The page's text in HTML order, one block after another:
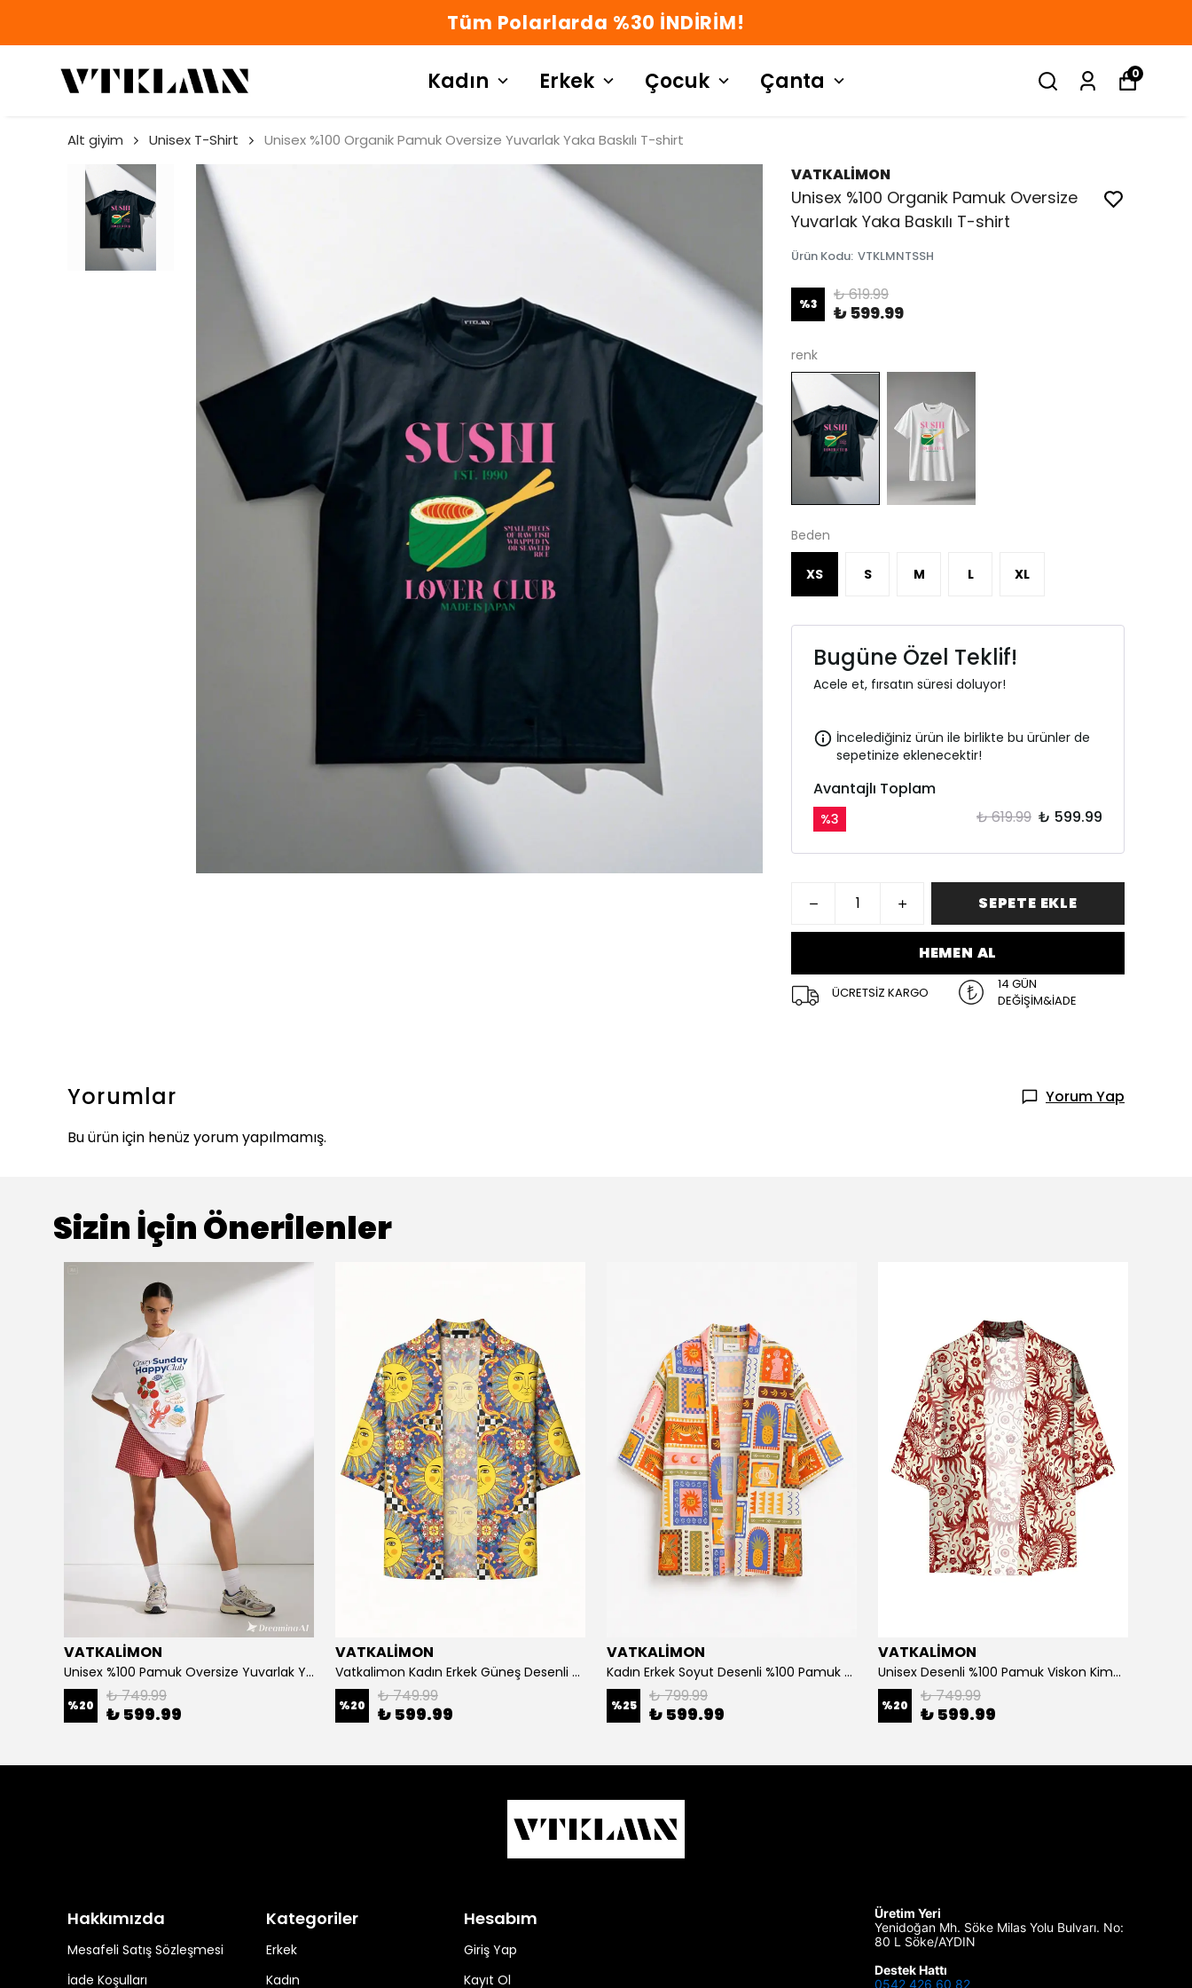
Tüm Polarlarda %30 İNDİRİM!
Kadın Erkek Çocuk Çanta 0
Alt giyim Unisex T-Shirt Unisex %100 Organik Pamuk Oversize Yuvarlak Yaka Baskılı T-shirt
VATKALİMON
Unisex %100 Organik Pamuk Oversize
Yuvarlak Yaka Baskılı T-shirt
Ürün Kodu: VTKLMNTSSH
%3 ₺ 619.99
₺ 599.99
renk
Beden
XS S M L XL
Bugüne Özel Teklif!
Acele et, fırsatın süresi doluyor!
İncelediğiniz ürün ile birlikte bu ürünler de
sepetinize eklenecektir!
Avantajlı Toplam
%3 ₺ 619.99 ₺ 599.99
SEPETE EKLE
HEMEN AL
ÜCRETSİZ KARGO
14 GÜN
DEĞİŞİM&İADE
Yorumlar
Yorum Yap
Bu ürün için henüz yorum yapılmamış.
Sizin İçin Önerilenler
VATKALİMON
Unisex %100 Pamuk Oversize Yuvarlak Yaka Baskılı T-shirt
%20 ₺ 749.99
₺ 599.99
VATKALİMON
Vatkalimon Kadın Erkek Güneş Desenli %100 Pamuk Viskon Kimono
%20 ₺ 749.99
₺ 599.99
VATKALİMON
Kadın Erkek Soyut Desenli %100 Pamuk Viskon Kimono
%25 ₺ 799.99
₺ 599.99
VATKALİMON
Unisex Desenli %100 Pamuk Viskon Kimono
%20 ₺ 749.99
₺ 599.99
Hakkımızda
Mesafeli Satış Sözleşmesi
İade Koşulları
Kategoriler
Erkek
Kadın
Hesabım
Giriş Yap
Kayıt Ol
Üretim Yeri
Yenidoğan Mh. Söke Milas Yolu Bulvarı. No:
80 L Söke/AYDIN
Destek Hattı
0542 426 60 82